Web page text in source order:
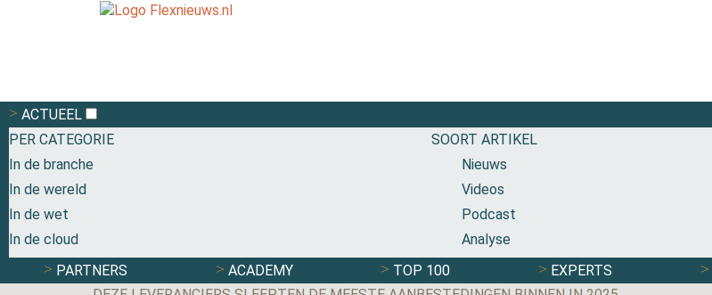
ACTUEEL
PER CATEGORIE
In de branche
In de wereld
In de wet
In de cloud
SOORT ARTIKEL
Nieuws
Videos
Podcast
Analyse
PARTNERS
ACADEMY TOP 100 EXPERTS